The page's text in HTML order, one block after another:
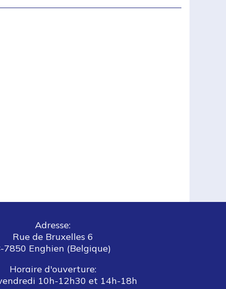
Adresse:
Rue de Bruxelles 6
7850 Enghien (Belgique)
Horaire d'ouverture:
10h-12h30 et 14h-18h